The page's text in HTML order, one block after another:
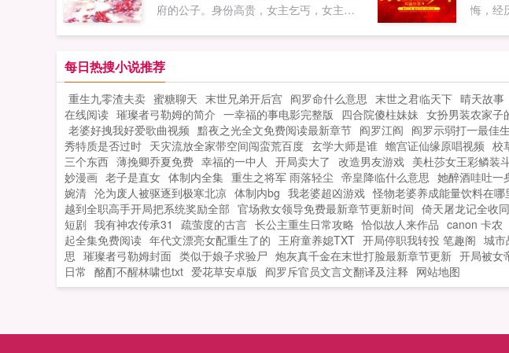
府的公子。身份高贵，女主乞丐，女主没
局BE第三世，女主，女扮男装的洛家主，
男主男宠，妄想谈真心，做梦，最后，女
主，后悔了，百年剜心，最...
悔，经
而温柔
生，更
嫡女天
者其
蓝纱雪
每日热搜小说推荐
重生九零渣夫卖 蜜糖聊天 末世兄弟开后宫 阎罗命什么意思 末世之君临天下 晴天故事
在线阅读 璀璨者弓勒姆的简介 一幸福的事电影完整版 四合院傻柱妹妹 女扮男装农家子
老婆好拽我好爱歌曲视频 黯夜之光全文免费阅读最新章节 阎罗江阎 阎罗示弱打一最佳
秀特质是否过时 天灾流放全家带空间闯蛮荒百度 玄学大师是谁 蟾宫证仙缘原唱视频 校
三个东西 薄挽卿乔夏免费 幸福的一中人 开局卖大了 改造男友游戏 美杜莎女王彩鳞装
妙漫画 老子是直女 体制内全集 重生之将军 雨落轻尘 帝皇降临什么意思 她醉酒哇吐一
婉清 沦为废人被驱逐到极寒北凉 体制内bg 我老婆超凶游戏 怪物老婆养成能量饮料在哪
越到全职高手开局把系统奖励全部 官场救女领导免费最新章节更新时间 倚天屠龙记全收
短剧 我有神农传承31 疏萤度的古言 长公主重生日常攻略 恰似故人来作品 canon 卡农
起全集免费阅读 年代文漂亮女配重生了的 王府童养媳TXT 开局停职我转投 笔趣阁 城市
思 璀璨者弓勒姆封面 类似于娘子求验尸 炮灰真千金在末世打脸最新章节更新 开局被女
日常 酩酊不醒林啸也txt 爱花草安卓版 阎罗斥官员文言文翻译及注释 网站地图